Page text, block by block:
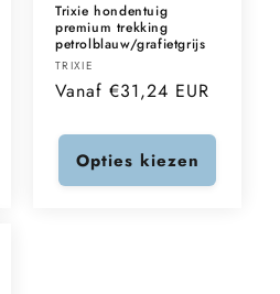
Trixie hondentuig
premium trekking
petrolblauw/grafietgrijs
Verkoper:
TRIXIE
Normale
Vanaf €31,24 EUR
Opties kiezen